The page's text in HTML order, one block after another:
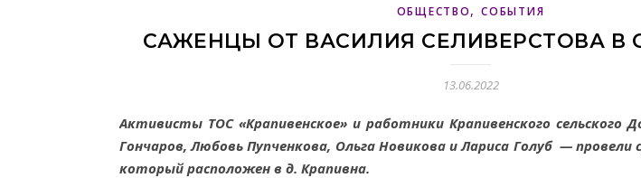
ОБЩЕСТВО,СОБЫТИЯ
САЖЕНЦЫ ОТ ВАСИЛИЯ СЕЛИВЕРСТОВА В
13.06.2022
Активисты ТОС «Крапивенское» и работники Крапивенского сельского
Гончаров, Любовь Пупченкова, Ольга Новикова и Лариса Голуб — провели
который расположен в д. Крапивна.